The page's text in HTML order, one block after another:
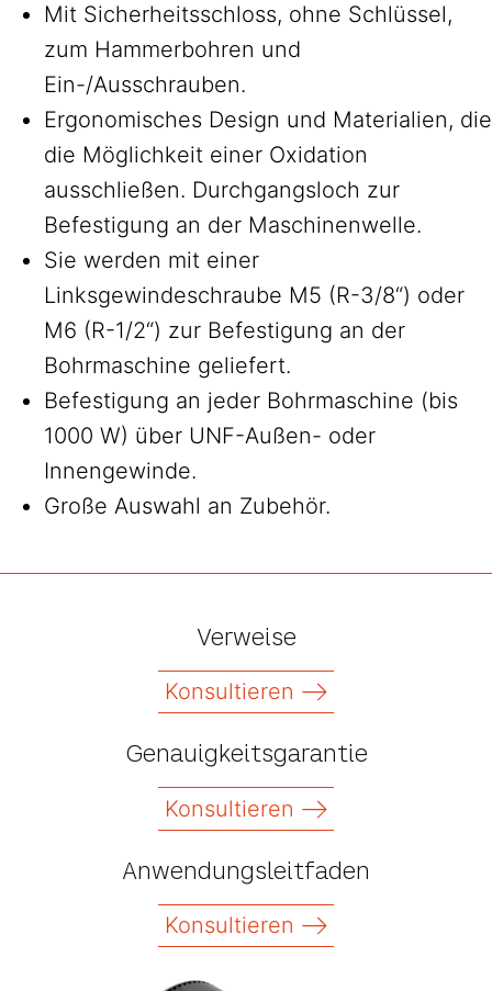
Mit Sicherheitsschloss, ohne Schlüssel,
zum Hammerbohren und
Ein-/Ausschrauben.
Ergonomisches Design und Materialien, die
die Möglichkeit einer Oxidation
ausschließen. Durchgangsloch zur
Befestigung an der Maschinenwelle.
Sie werden mit einer
Linksgewindeschraube M5 (R-3/8“) oder
M6 (R-1/2“) zur Befestigung an der
Bohrmaschine geliefert.
Befestigung an jeder Bohrmaschine (bis
1000 W) über UNF-Außen- oder
Innengewinde.
Große Auswahl an Zubehör.
Verweise
Konsultieren
Genauigkeitsgarantie
Konsultieren
Anwendungsleitfaden
Konsultieren